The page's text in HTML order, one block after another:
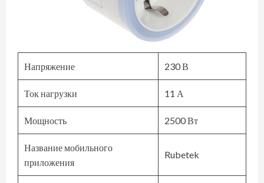
Напряжение 230 В
Ток нагрузки 11 А
Мощность 2500 Вт
Название мобильного
приложения
Rubetek